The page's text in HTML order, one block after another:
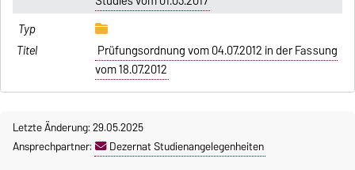
Prüfungsordnung vom 04.07.2012 in der Fassung
vom 18.07.2012
Letzte Änderung: 29.05.2025
Ansprechpartner:
Dezernat Studienangelegenheiten